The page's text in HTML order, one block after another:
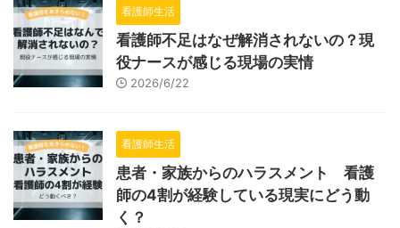
看護師生活
看護師不足はなぜ解消されないの？現
役ナースが感じる現場の実情
2026/6/22
看護師生活
患者・家族からのハラスメント 看護
師の4割が経験している現実にどう動
く？